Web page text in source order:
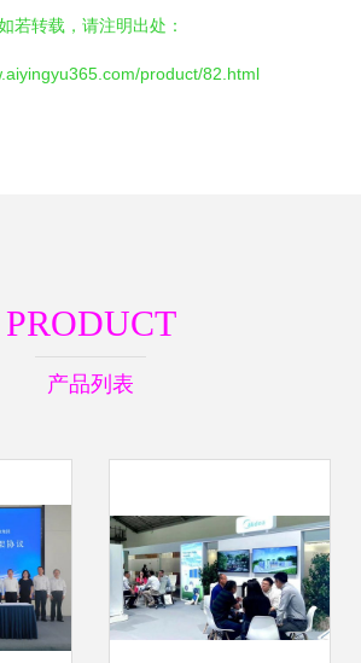
若转载，请注明出处：
product/82.html
PRODUCT
产品列表